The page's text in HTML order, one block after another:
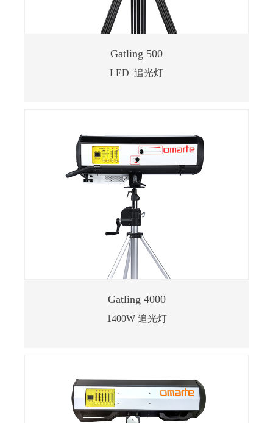
Gatling 500
LED 追光灯
Gatling 4000
1400W 追光灯